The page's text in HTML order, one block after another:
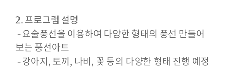
2. 프로그램 설명
- 요술풍선을 이용하여 다양한 형태의 풍선 만들어
보는 풍선아트
- 강아지, 토끼, 나비, 꽃 등의 다양한 형태 진행 예정